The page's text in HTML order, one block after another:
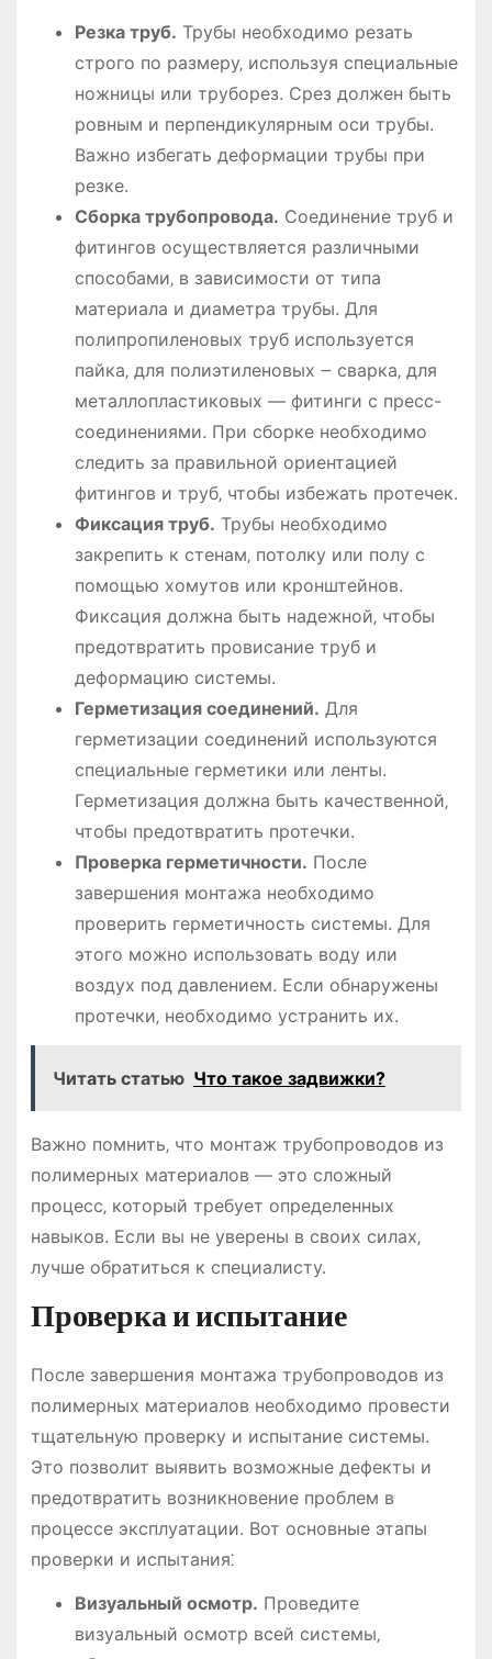
Резка труб. Трубы необходимо резать
строго по размеру‚ используя специальные
ножницы или труборез. Срез должен быть
ровным и перпендикулярным оси трубы.
Важно избегать деформации трубы при
резке.
Сборка трубопровода. Соединение труб и
фитингов осуществляется различными
способами‚ в зависимости от типа
материала и диаметра трубы. Для
полипропиленовых труб используется
пайка‚ для полиэтиленовых ౼ сварка‚ для
металлопластиковых ― фитинги с пресс-
соединениями. При сборке необходимо
следить за правильной ориентацией
фитингов и труб‚ чтобы избежать протечек.
Фиксация труб. Трубы необходимо
закрепить к стенам‚ потолку или полу с
помощью хомутов или кронштейнов.
Фиксация должна быть надежной‚ чтобы
предотвратить провисание труб и
деформацию системы.
Герметизация соединений. Для
герметизации соединений используются
специальные герметики или ленты.
Герметизация должна быть качественной‚
чтобы предотвратить протечки.
Проверка герметичности. После
завершения монтажа необходимо
проверить герметичность системы. Для
этого можно использовать воду или
воздух под давлением. Если обнаружены
протечки‚ необходимо устранить их.
Читать статью Что такое задвижки?
Важно помнить‚ что монтаж трубопроводов из
полимерных материалов ― это сложный
процесс‚ который требует определенных
навыков. Если вы не уверены в своих силах‚
лучше обратиться к специалисту.
Проверка и испытание
После завершения монтажа трубопроводов из
полимерных материалов необходимо провести
тщательную проверку и испытание системы.
Это позволит выявить возможные дефекты и
предотвратить возникновение проблем в
процессе эксплуатации. Вот основные этапы
проверки и испытания⁚
Визуальный осмотр. Проведите
визуальный осмотр всей системы‚